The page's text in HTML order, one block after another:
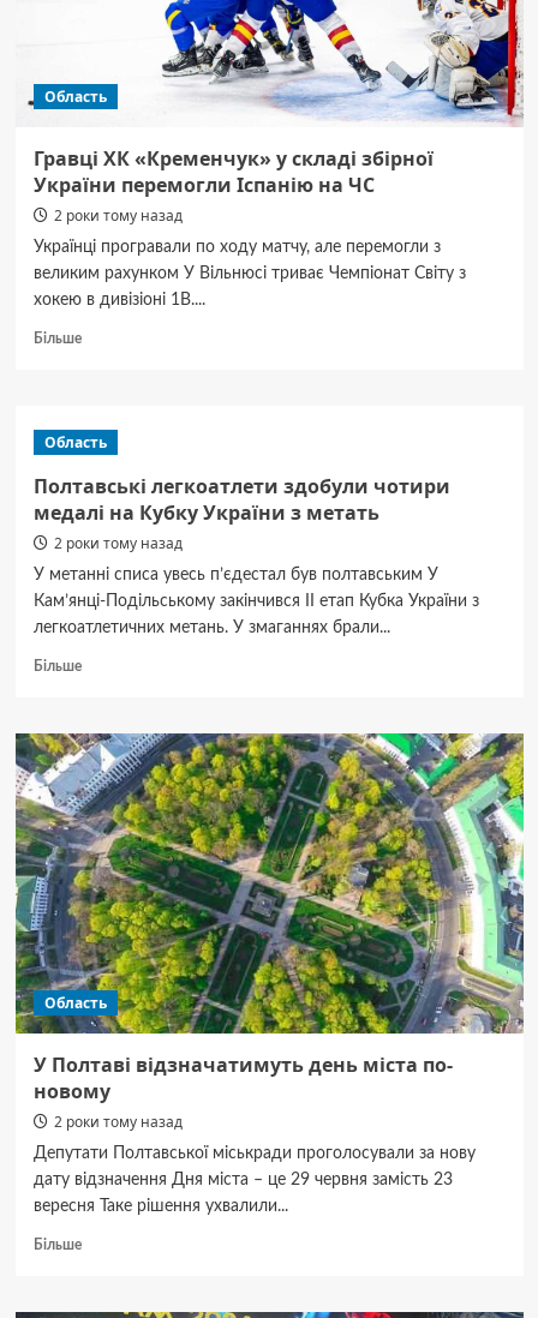
Область
Гравці ХК «Кременчук» у складі збірної
України перемогли Іспанію на ЧС
2 роки тому назад
Українці програвали по ходу матчу, але перемогли з
великим рахунком У Вільнюсі триває Чемпіонат Світу з
хокею в дивізіоні 1В....
БільшеДокладніше
збірної
перемогли
Іспанію
на ЧС
Область
Полтавські легкоатлети здобули чотири
медалі на Кубку України з метать
2 роки тому назад
У метанні списа увесь п’єдестал був полтавським У
Кам’янці-Подільському закінчився ІІ етап Кубка України з
легкоатлетичних метань. У змаганнях брали...
БільшеДокладніше
легкоатлети
здобули
чотири
медалі
на Кубку
України
з метать
Область
У Полтаві відзначатимуть день міста по-
новому
2 роки тому назад
Депутати Полтавської міськради проголосували за нову
дату відзначення Дня міста – це 29 червня замість 23
вересня Таке рішення ухвалили...
БільшеДокладніше
Полтаві